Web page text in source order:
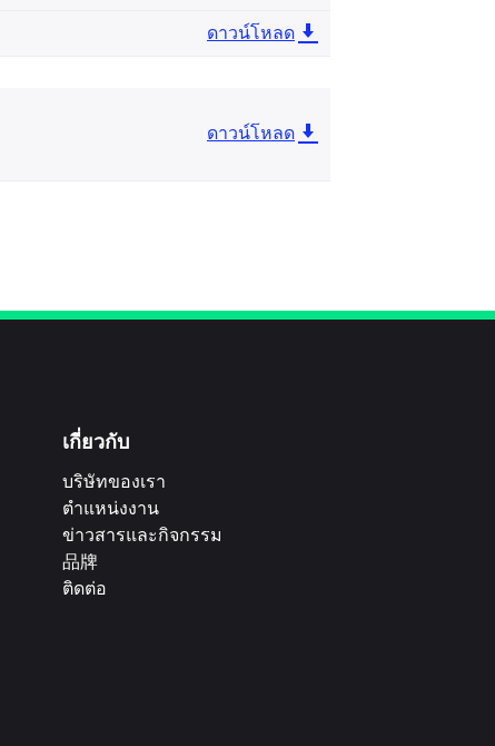
ดาวน์โหลด
ดาวน์โหลด
เกี่ยวกับ
บริษัทของเรา
ตำแหน่งงาน
ข่าวสารและกิจกรรม
品牌
ติดต่อ